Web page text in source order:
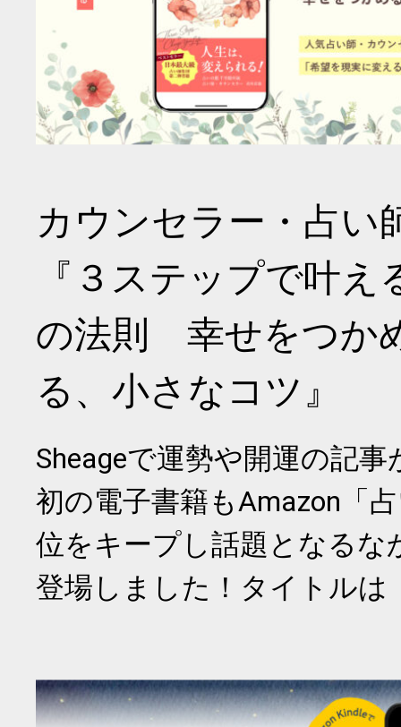
カウンセラー・占い
『３ステップで叶
の法則 幸せをつか
る、小さなコツ』
Sheageで運勢や開運の記
初の電子書籍もAmazon「
位をキープし話題となるな
登場しました！タイトルは